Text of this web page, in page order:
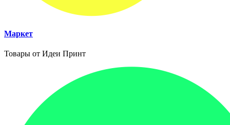
Маркет
Товары от Идеи Принт